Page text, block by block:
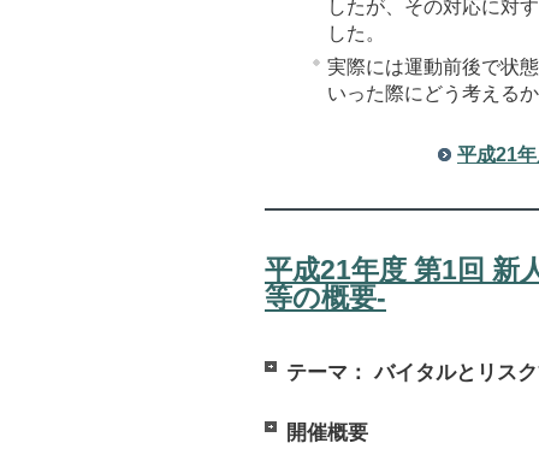
したが、その対応に対
した。
実際には運動前後で状
いった際にどう考える
平成21
平成21年度 第1回 新
等の概要-
テーマ： バイタルとリス
開催概要